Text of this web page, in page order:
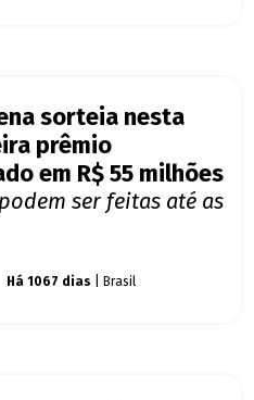
sorteia nesta
prêmio
em R$ 55 milhões
ser feitas até as
Há 1067 dias | Brasil